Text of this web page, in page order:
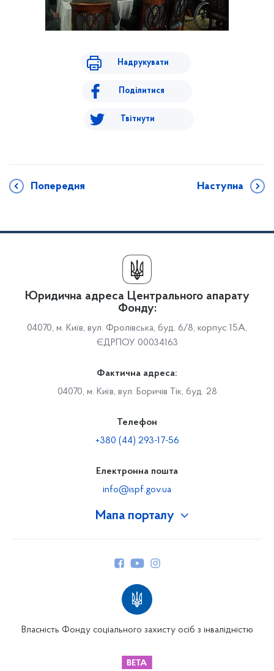
Надрукувати
Поділитися
Твітнути
Попередня Наступна
Мапа порталу
Юридична адреса Центрального апарату
Фонду:
04070, м. Київ, вул. Фролівська, буд. 6/8, корпус 15А,
ЄДРПОУ 00034163
Фактична адреса:
04070, м. Київ, вул. Боричів Тік, буд. 28
Телефон
+380 (44) 293-17-56
Електронна пошта
info@ispf.gov.ua
Власність Фонду соціального захисту осіб з інвалідністю